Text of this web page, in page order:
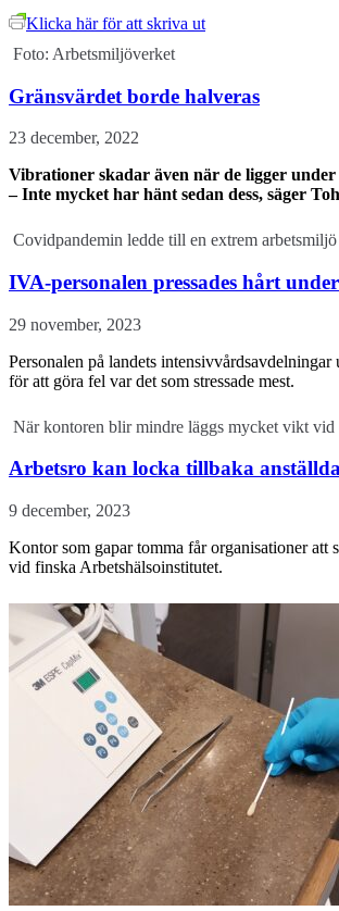
Klicka här för att skriva ut
Foto: Arbetsmiljöverket
Gränsvärdet borde halveras
23 december, 2022
Vibrationer skadar även när de ligger
– Inte mycket har hänt sedan dess, säger
Covidpandemin ledde till en extrem
IVA-personalen pressades hårt
29 november, 2023
Personalen på landets
för att göra fel var det som stressade mest.
När kontoren blir mindre läggs mycket vikt
Arbetsro kan locka tillbaka
9 december, 2023
Kontor som gapar tomma får organisationer att
vid finska Arbetshälsoinstitutet.